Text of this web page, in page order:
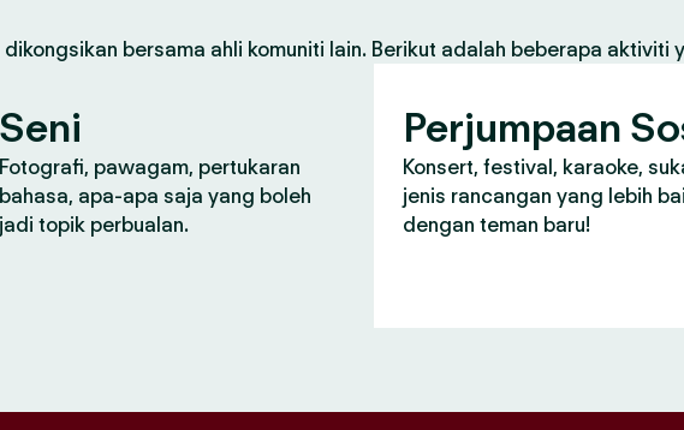
bersama ahli komuniti lain. Berikut adalah beberapa aktiviti
Seni
Fotografi, pawagam, pertukaran
bahasa, apa-apa saja yang boleh
jadi topik perbualan.
Perjumpaan
Konsert, festival, karaoke,
jenis rancangan yang lebih
dengan teman baru!